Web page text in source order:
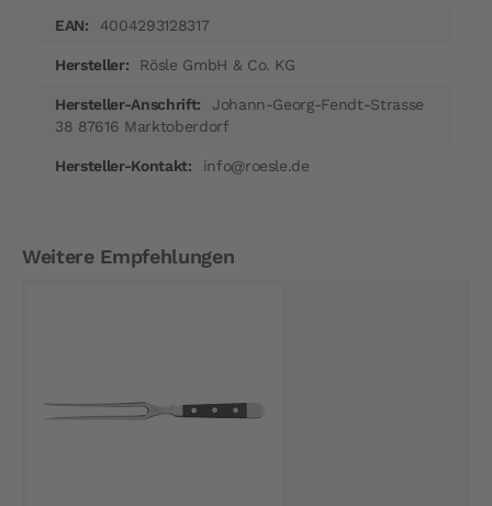
4004293128317
Rösle GmbH & Co. KG
Johann-Georg-Fendt-Strasse
38 87616 Marktoberdorf
info@roesle.de
Weitere Empfehlungen